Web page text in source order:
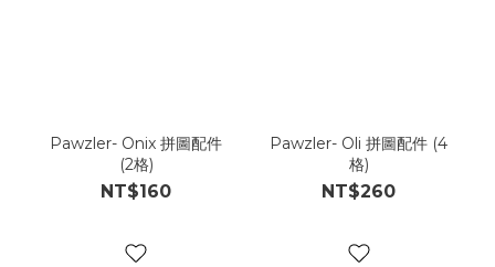
Pawzler- Onix 拼圖配件
(2格)
NT$160
Pawzler- Oli 拼圖配件 (4
格)
NT$260